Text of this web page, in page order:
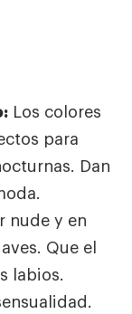
Los colores
para
Dan
nude y en
Que el
labios.